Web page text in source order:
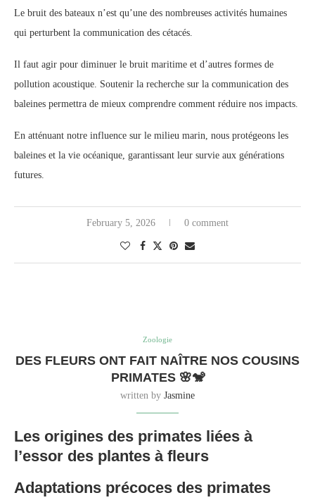
Le bruit des bateaux n’est qu’une des nombreuses activités humaines
qui perturbent la communication des cétacés.
Il faut agir pour diminuer le bruit maritime et d’autres formes de
pollution acoustique. Soutenir la recherche sur la communication des
baleines permettra de mieux comprendre comment réduire nos impacts.
En atténuant notre influence sur le milieu marin, nous protégeons les
baleines et la vie océanique, garantissant leur survie aux générations
futures.
February 5, 2026 0 comment
Zoologie
DES FLEURS ONT FAIT NAÎTRE NOS COUSINS
PRIMATES 🌸🐒
written by Jasmine
Les origines des primates liées à
l’essor des plantes à fleurs
Adaptations précoces des primates